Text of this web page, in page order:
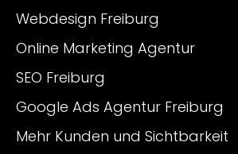
Webdesign Freiburg
Online Marketing Agentur
SEO Freiburg
Google Ads Agentur Freiburg
Mehr Kunden und Sichtbarkeit